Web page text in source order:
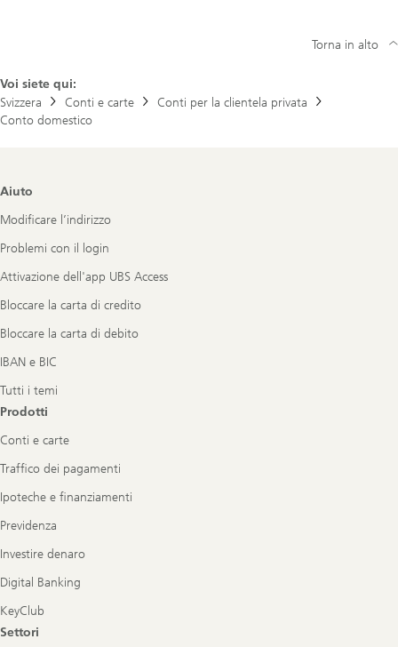
Voi siete qui:
Svizzera
Conti e carte
Conti per la clientela privata
Conto domestico
Torna in alto
Footer
Aiuto
Modificare l’indirizzo
Problemi con il login
Attivazione dell'app UBS Access
Bloccare la carta di credito
Bloccare la carta di debito
IBAN e BIC
Tutti i temi
Prodotti
Conti e carte
Traffico dei pagamenti
Ipoteche e finanziamenti
Previdenza
Investire denaro
Digital Banking
KeyClub
Settori